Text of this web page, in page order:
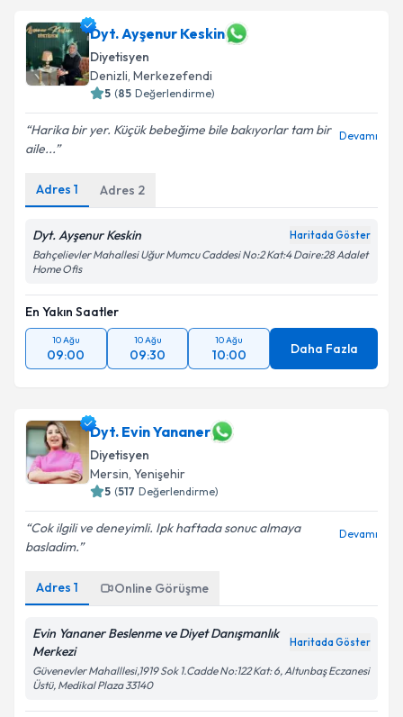
Takvim Talebini Gönder
Dyt. Erdal Atahaniçin randevu takvimi talebi
oluşturun. Size bu uzmandan randevu almanız için bir
takvim hazırlandığında e-posta ile bilgilendireceğiz.
E-posta Adresiniz
Kişisel verilerimin işlenmesine ilişkin
Metni'ni okudum ve kişisel verilerimin belirtilen
Dyt. Ayşenur Keskin
Diyetisyen
Denizli, Merkezefendi
5 (85 Değerlendirme)
Harika bir yer. Küçük bebeğime bile bakıyorlar tam bir
aile...
Devamı
Adres 1 Adres 2
Dyt. Ayşenur Keskin Haritada Göster
Bahçelievler Mahallesi Uğur Mumcu Caddesi No:2 Kat:4 Daire:28 Adalet
Home Ofis
En Yakın Saatler
10 Ağu
09:00
10 Ağu
09:30
10 Ağu
10:00 Daha Fazla
Dyt. Evin Yananer
Diyetisyen
Mersin, Yenişehir
5 (517 Değerlendirme)
Cok ilgili ve deneyimli. Ipk haftada sonuc almaya
basladim.
Devamı
Adres 1 Online Görüşme
Evin Yananer Beslenme ve Diyet Danışmanlık
Merkezi
Haritada Göster
Güvenevler Mahalllesi,1919 Sok 1.Cadde No:122 Kat: 6, Altunbaş Eczanesi
Üstü, Medikal Plaza 33140